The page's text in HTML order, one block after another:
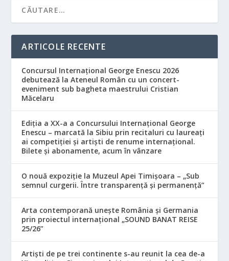
ARTICOLE RECENTE
Concursul Internațional George Enescu 2026
debutează la Ateneul Român cu un concert-
eveniment sub bagheta maestrului Cristian
Măcelaru
Ediția a XX-a a Concursului Internațional George
Enescu – marcată la Sibiu prin recitaluri cu laureați
ai competiției și artiști de renume internațional.
Bilete și abonamente, acum în vânzare
O nouă expoziție la Muzeul Apei Timișoara – „Sub
semnul curgerii. Între transparență și permanență”
Arta contemporană unește România și Germania
prin proiectul internațional „SOUND BANAT REISE
25/26”
Artiști de pe trei continente s-au reunit la cea de-a